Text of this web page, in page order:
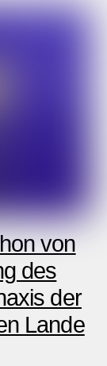
von
des
der
Lande